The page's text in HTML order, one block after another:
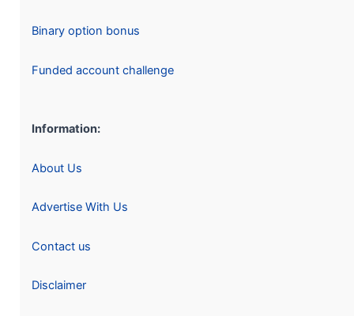
Binary option bonus
Funded account challenge
Information:
About Us
Advertise With Us
Contact us
Disclaimer